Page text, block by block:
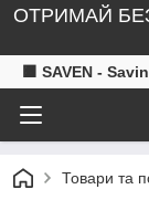
ОТРИМАЙ
🟧 SAVEN -
Товари та